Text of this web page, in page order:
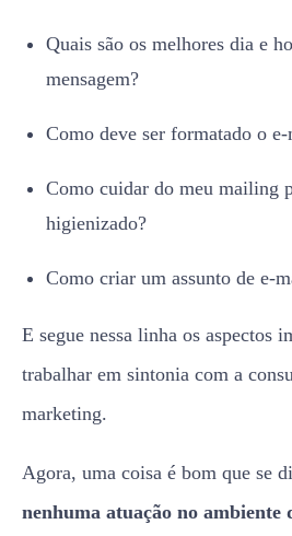
Quais são os melhores dia e
mensagem?
Como deve ser formatado o
Como cuidar do meu mailing
higienizado?
Como criar um assunto de e-
E segue nessa linha os aspectos
trabalhar em sintonia com a
marketing.
Agora, uma coisa é bom que se
nenhuma atuação no ambiente